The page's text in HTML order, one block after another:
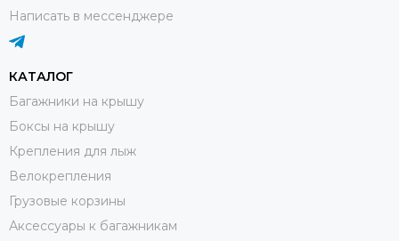
Написать в мессенджере
КАТАЛОГ
Багажники на крышу
Боксы на крышу
Крепления для лыж
Велокрепления
Грузовые корзины
Аксессуары к багажникам